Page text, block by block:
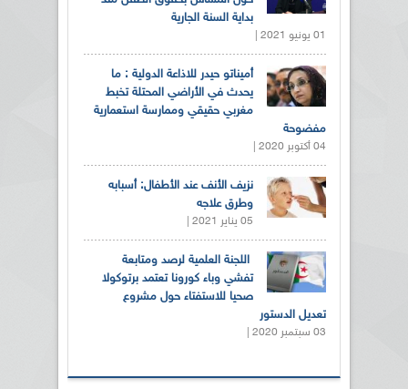
بداية السنة الجارية
01 يونيو 2021 |
أميناتو حيدر للاذاعة الدولية : ما
يحدث في الأراضي المحتلة تخبط
مغربي حقيقي وممارسة استعمارية
مفضوحة
04 أكتوبر 2020 |
نزيف الأنف عند الأطفال: أسبابه
وطرق علاجه
05 يناير 2021 |
اللجنة العلمية لرصد ومتابعة
تفشي وباء كورونا تعتمد برتوكولا
صحيا للاستفتاء حول مشروع
تعديل الدستور
03 سبتمبر 2020 |